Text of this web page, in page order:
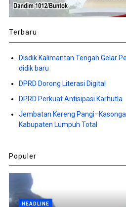
Terbaru
Disdik Kalimantan Tengah Gelar
didik baru
DPRD Dorong Literasi Digital
DPRD Perkuat Antisipasi Karhutla
Jembatan Kereng
Kabupaten Lumpuh Total
Populer
HEADLINE